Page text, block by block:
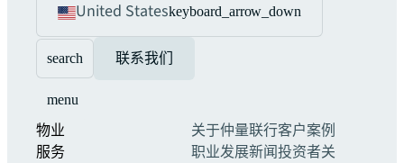
United Stateskeyboard_arrow_down
search 联系我们
menu
物业
服务
关于仲量联行客户案例
职业发展新闻投资者关